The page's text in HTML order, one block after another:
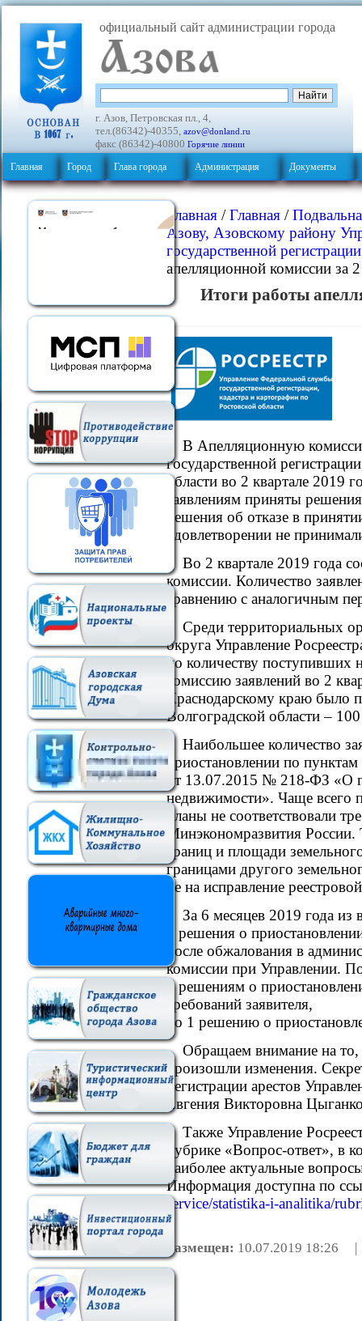
официальный сайт администрации города
г. Азов, Петровская пл., 4,
тел.(86342)-40355, azov@donland.ru
факс (86342)-40800 Горячие линии
Главная Город Глава города Администрация Документы
Главная /Главная /
Азову, Азовскому району
государственной
апелляционной комиссии за
Итоги работы
В Апелляционную
государственной
области во 2 квартале 2019
заявлениям приняты
решения об отказе в
удовлетворении не
Во 2 квартале 2019 года
комиссии. Количество
сравнению с аналогичным
Среди территориальных
округа Управление
по количеству поступивших
комиссию заявлений во 2
Краснодарскому краю было
Волгоградской области –
Наибольшее количество
приостановлении по
от 13.07.2015 № 218-ФЗ «О
недвижимости». Чаще всего
планы не соответствовали
Минэкономразвития
границ и площади
границами другого
не на исправление
За 6 месяцев 2019 года
3 решения о
после обжалования в
комиссии при Управлении.
2 решениям о
требований заявителя,
по 1 решению о
Обращаем внимание на то,
произошли изменения.
регистрации арестов
Евгения Викторовна
Также Управление
рубрике «Вопрос-ответ», в
наиболее актуальные
Информация доступна по
service/statistika-i-analitika/
Размещен: 10.07.2019